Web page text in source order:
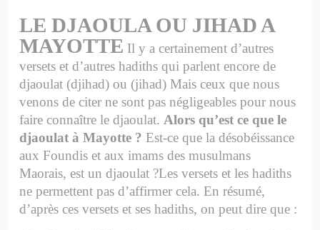
LE DJAOULA OU JIHAD A
MAYOTTE Il y a certainement d’autres
versets et d’autres hadiths qui parlent encore de
djaoulat (djihad) ou (jihad) Mais ceux que nous
venons de citer ne sont pas négligeables pour nous
faire connaître le djaoulat. Alors qu’est ce que le
djaoulat à Mayotte ? Est-ce que la désobéissance
aux Foundis et aux imams des musulmans
Maorais, est un djaoulat ?Les versets et les hadiths
ne permettent pas d’affirmer cela. En résumé,
d’après ces versets et ses hadiths, on peut dire que :